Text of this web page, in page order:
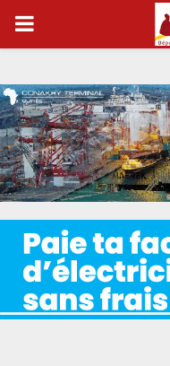
P
I
M
A
R
Y